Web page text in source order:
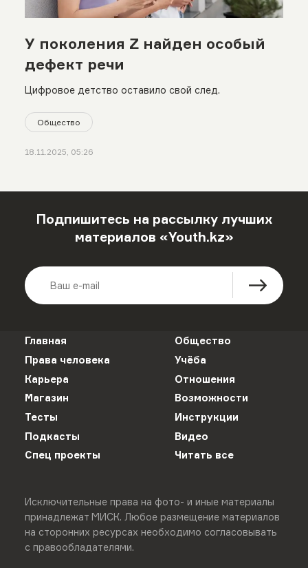
У поколения Z найден особый
дефект речи
Цифровое детство оставило свой след.
Общество
18.11.2025, 05:26
Подпишитесь на рассылку лучших
материалов «Youth.kz»
Главная
Общество
Права человека
Учёба
Карьера
Отношения
Магазин
Возможности
Тесты
Инструкции
Подкасты
Видео
Спец проекты
Читать все
Исключительные права на фото- и иные материалы
принадлежат МИСК. Любое размещение материалов
на сторонних ресурсах необходимо согласовывать
с правообладателями.